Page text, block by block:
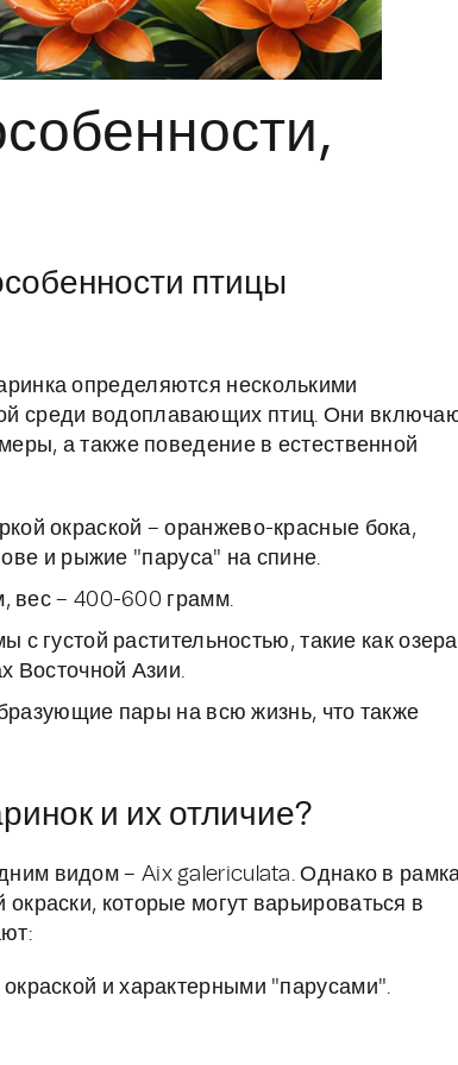
птицы
определяются несколькими
среди водоплавающих птиц. Они
а также поведение в естественной
окраской – оранжево-красные бока,
и рыжие "паруса" на спине.
вес – 400-600 грамм.
с густой растительностью, такие как
Восточной Азии.
пары на всю жизнь, что также
и их отличие?
видом – Aix galericulata. Однако в
которые могут варьироваться в
окраской и характерными "парусами".